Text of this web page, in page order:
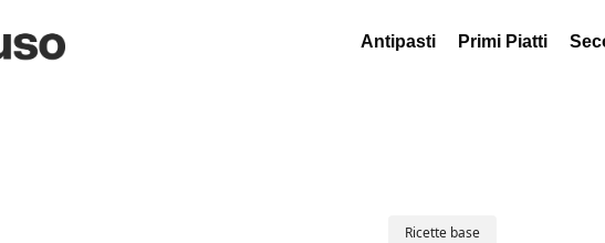
Antipasti Primi Piatti
Ricette base